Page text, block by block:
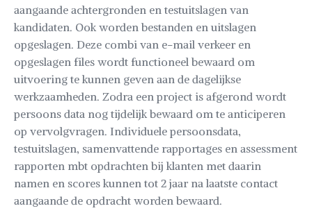
aangaande achtergronden en testuitslagen van
kandidaten. Ook worden bestanden en uitslagen
opgeslagen. Deze combi van e-mail verkeer en
opgeslagen files wordt functioneel bewaard om
uitvoering te kunnen geven aan de dagelijkse
werkzaamheden. Zodra een project is afgerond wordt
persoons data nog tijdelijk bewaard om te anticiperen
op vervolgvragen. Individuele persoonsdata,
testuitslagen, samenvattende rapportages en assessment
rapporten mbt opdrachten bij klanten met daarin
namen en scores kunnen tot 2 jaar na laatste contact
aangaande de opdracht worden bewaard.